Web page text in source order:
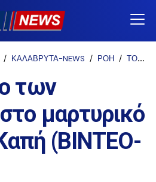
ΚΑΛΑΒΡΥΤΑ-NEWS ΡΟΗ ΤΟΠΙΚΑ
των
μαρτυρικό
(ΒΙΝΤΕΟ-